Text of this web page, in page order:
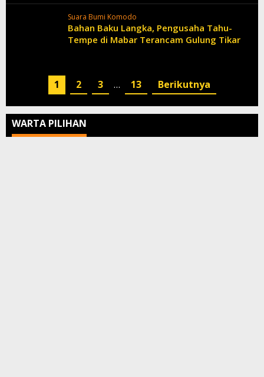
Suara Bumi Komodo
Bahan Baku Langka, Pengusaha Tahu-
Tempe di Mabar Terancam Gulung Tikar
1 2 3 … 13 Berikutnya
WARTA PILIHAN